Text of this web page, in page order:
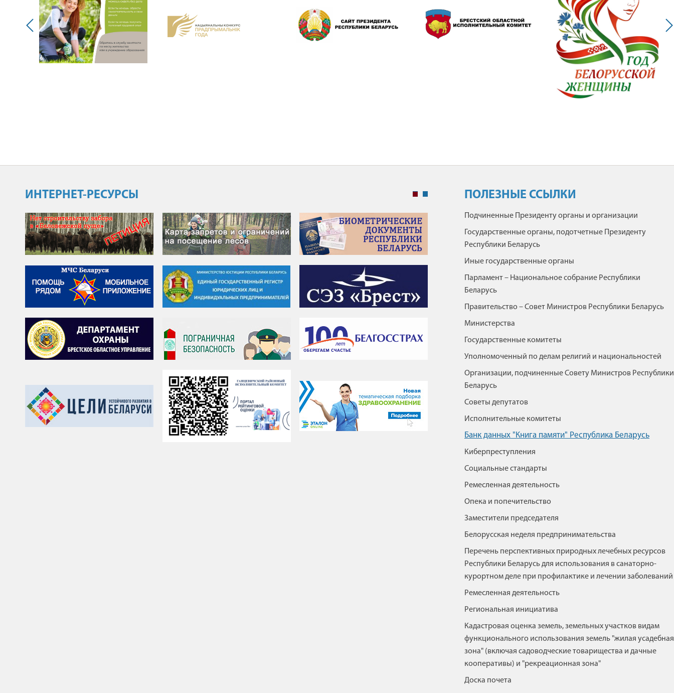
ИНТЕРНЕТ-РЕСУРСЫ ПОЛЕЗНЫЕ ССЫЛКИ
Подчиненные Президенту органы и организации
Государственные органы, подотчетные Президенту
Республики Беларусь
Иные государственные органы
Парламент – Национальное собрание Республики
Беларусь
Правительство – Совет Министров Республики Беларусь
Министерства
Государственные комитеты
Уполномоченный по делам религий и национальностей
Организации, подчиненные Совету Министров Республики
Беларусь
Советы депутатов
Исполнительные комитеты
Банк данных "Книга памяти" Республика Беларусь
Киберпреступления
Социальные стандарты
Ремесленная деятельность
Опека и попечительство
Заместители председателя
Белорусская неделя предпринимательства
Перечень перспективных природных лечебных ресурсов
Республики Беларусь для использования в санаторно-
курортном деле при профилактике и лечении заболеваний
Ремесленная деятельность
Региональная инициатива
Кадастровая оценка земель, земельных участков видам
функционального использования земель "жилая усадебная
зона" (включая садоводческие товарищества и дачные
кооперативы) и "рекреационная зона"
Доска почета